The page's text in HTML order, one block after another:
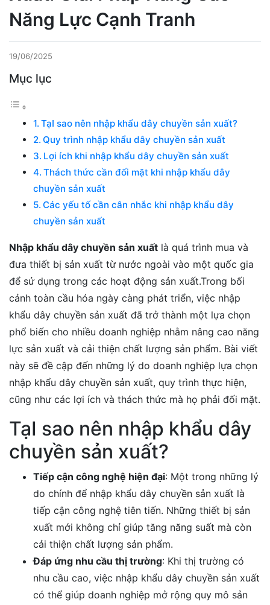
Năng Lực Cạnh Tranh
19/06/2025
Mục lục
TạI sao nên nhập khẩu dây chuyền sản xuất?
Quy trình nhập khẩu dây chuyền sản xuất
Lợi ích khi nhập khẩu dây chuyền sản xuất
Thách thức cần đối mặt khi nhập khẩu dây
chuyền sản xuất
Các yếu tố cần cân nhắc khi nhập khẩu dây
chuyền sản xuất
Nhập khẩu dây chuyền sản xuất là quá trình mua và
đưa thiết bị sản xuất từ nước ngoài vào một quốc gia
để sử dụng trong các hoạt động sản xuất.Trong bối
cảnh toàn cầu hóa ngày càng phát triển, việc nhập
khẩu dây chuyền sản xuất đã trở thành một lựa chọn
phổ biến cho nhiều doanh nghiệp nhằm nâng cao năng
lực sản xuất và cải thiện chất lượng sản phẩm. Bài viết
này sẽ đề cập đến những lý do doanh nghiệp lựa chọn
nhập khẩu dây chuyền sản xuất, quy trình thực hiện,
cũng như các lợi ích và thách thức mà họ phải đối mặt.
TạI sao nên nhập khẩu dây
chuyền sản xuất?
Tiếp cận công nghệ hiện đại: Một trong những lý
do chính để nhập khẩu dây chuyền sản xuất là
tiếp cận công nghệ tiên tiến. Những thiết bị sản
xuất mới không chỉ giúp tăng năng suất mà còn
cải thiện chất lượng sản phẩm.
Đáp ứng nhu cầu thị trường: Khi thị trường có
nhu cầu cao, việc nhập khẩu dây chuyền sản xuất
có thể giúp doanh nghiệp mở rộng quy mô sản